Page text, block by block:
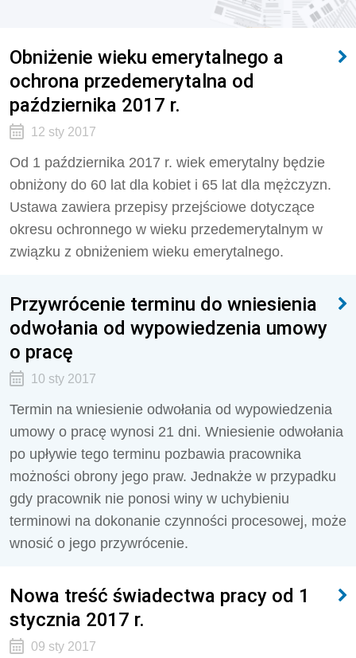
Obniżenie wieku emerytalnego a
ochrona przedemerytalna od
października 2017 r.
12 sty 2017
Od 1 października 2017 r. wiek emerytalny będzie
obniżony do 60 lat dla kobiet i 65 lat dla mężczyzn.
Ustawa zawiera przepisy przejściowe dotyczące
okresu ochronnego w wieku przedemerytalnym w
związku z obniżeniem wieku emerytalnego.
Przywrócenie terminu do wniesienia
odwołania od wypowiedzenia umowy
o pracę
10 sty 2017
Termin na wniesienie odwołania od wypowiedzenia
umowy o pracę wynosi 21 dni. Wniesienie odwołania
po upływie tego terminu pozbawia pracownika
możności obrony jego praw. Jednakże w przypadku
gdy pracownik nie ponosi winy w uchybieniu
terminowi na dokonanie czynności procesowej, może
wnosić o jego przywrócenie.
Nowa treść świadectwa pracy od 1
stycznia 2017 r.
09 sty 2017